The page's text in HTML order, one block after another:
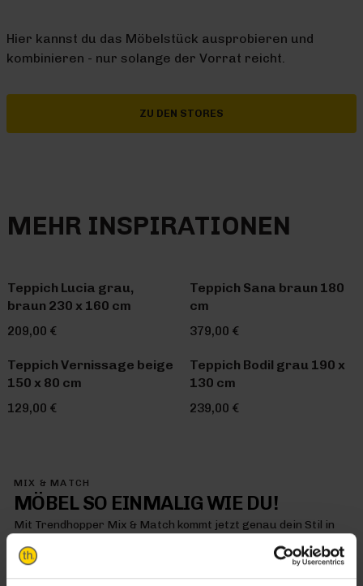
Hier kannst du das Möbelstück ausprobieren und
kombinieren - nur solange der Vorrat reicht.
ZU DEN STORES
MEHR INSPIRATIONEN
Teppich Lucia grau,
braun 230 x 160 cm
209,00 €
Teppich Sana braun 180
cm
379,00 €
Teppich Vernissage beige
150 x 80 cm
129,00 €
Teppich Bodil grau 190 x
130 cm
239,00 €
MIX & MATCH
MÖBEL SO EINMALIG WIE DU!
Mit Trendhopper Mix & Match kommt jetzt genau dein Stil in
es dir gefällt